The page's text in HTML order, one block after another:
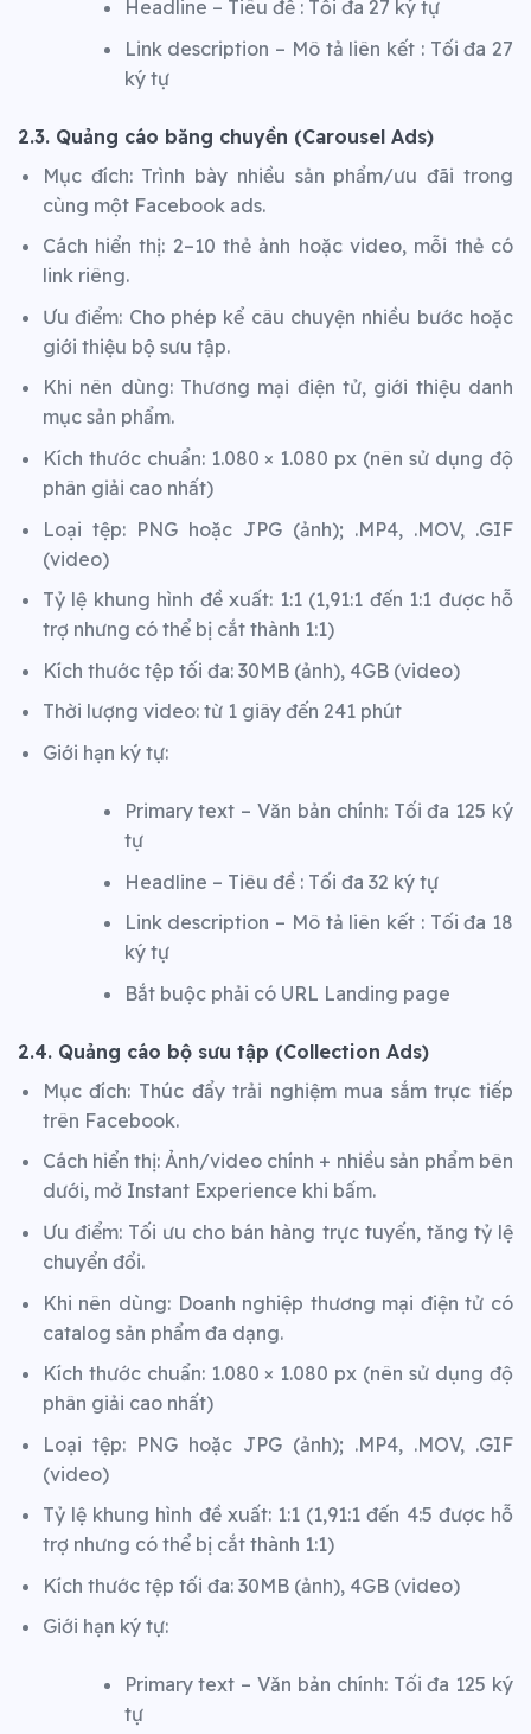
Headline – Tiêu đề : Tối đa 27 ký tự
Link description – Mô tả liên kết : Tối đa 27
ký tự
2.3. Quảng cáo băng chuyền (Carousel Ads)
Mục đích: Trình bày nhiều sản phẩm/ưu đãi trong
cùng một Facebook ads.
Cách hiển thị: 2–10 thẻ ảnh hoặc video, mỗi thẻ có
link riêng.
Ưu điểm: Cho phép kể câu chuyện nhiều bước hoặc
giới thiệu bộ sưu tập.
Khi nên dùng: Thương mại điện tử, giới thiệu danh
mục sản phẩm.
Kích thước chuẩn: 1.080 × 1.080 px (nên sử dụng độ
phân giải cao nhất)
Loại tệp: PNG hoặc JPG (ảnh); .MP4, .MOV, .GIF
(video)
Tỷ lệ khung hình đề xuất: 1:1 (1,91:1 đến 1:1 được hỗ
trợ nhưng có thể bị cắt thành 1:1)
Kích thước tệp tối đa: 30MB (ảnh), 4GB (video)
Thời lượng video: từ 1 giây đến 241 phút
Giới hạn ký tự:
Primary text – Văn bản chính: Tối đa 125 ký
tự
Headline – Tiêu đề : Tối đa 32 ký tự
Link description – Mô tả liên kết : Tối đa 18
ký tự
Bắt buộc phải có URL Landing page
2.4. Quảng cáo bộ sưu tập (Collection Ads)
Mục đích: Thúc đẩy trải nghiệm mua sắm trực tiếp
trên Facebook.
Cách hiển thị: Ảnh/video chính + nhiều sản phẩm bên
dưới, mở Instant Experience khi bấm.
Ưu điểm: Tối ưu cho bán hàng trực tuyến, tăng tỷ lệ
chuyển đổi.
Khi nên dùng: Doanh nghiệp thương mại điện tử có
catalog sản phẩm đa dạng.
Kích thước chuẩn: 1.080 × 1.080 px (nên sử dụng độ
phân giải cao nhất)
Loại tệp: PNG hoặc JPG (ảnh); .MP4, .MOV, .GIF
(video)
Tỷ lệ khung hình đề xuất: 1:1 (1,91:1 đến 4:5 được hỗ
trợ nhưng có thể bị cắt thành 1:1)
Kích thước tệp tối đa: 30MB (ảnh), 4GB (video)
Giới hạn ký tự:
Primary text – Văn bản chính: Tối đa 125 ký
tự